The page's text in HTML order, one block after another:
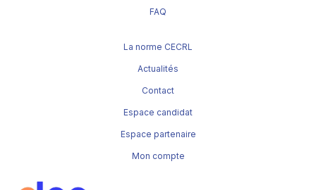
FAQ
La norme CECRL
Actualités
Contact
Espace candidat
Espace partenaire
Mon compte